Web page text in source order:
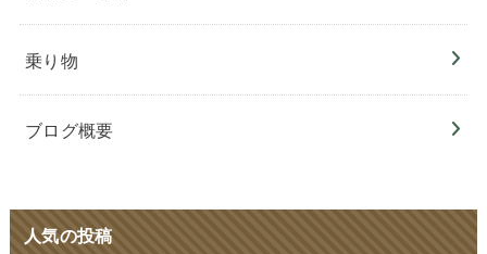
乗り物
ブログ概要
人気の投稿